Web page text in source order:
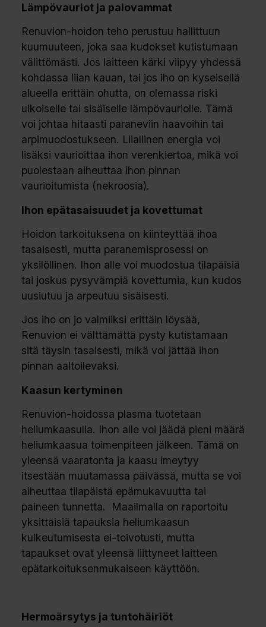
Lämpövauriot ja palovammat
Renuvion-hoidon teho perustuu hallittuun
kuumuuteen, joka saa kudokset kutistumaan
välittömästi. Jos laitteen kärki viipyy yhdessä
kohdassa liian kauan, tai jos iho on kyseisellä
alueella erittäin ohutta, on olemassa riski
ulkoiselle tai sisäiselle lämpövauriolle. Tämä
voi johtaa hitaasti paraneviin haavoihin tai
arpimuodostukseen. Liiallinen energia voi
lisäksi vaurioittaa ihon verenkiertoa, mikä voi
puolestaan aiheuttaa ihon pinnan
vaurioitumista (nekroosia).
Ihon epätasaisuudet ja kovettumat
Hoidon tarkoituksena on kiinteyttää ihoa
tasaisesti, mutta paranemisprosessi on
yksilöllinen. Ihon alle voi muodostua tilapäisiä
tai joskus pysyvämpiä kovettumia, kun kudos
uusiutuu ja arpeutuu sisäisesti.
Jos iho on jo valmiiksi erittäin löysää,
Renuvion ei välttämättä pysty kutistamaan
sitä täysin tasaisesti, mikä voi jättää ihon
pinnan aaltoilevaksi.
Kaasun kertyminen
Renuvion-hoidossa plasma tuotetaan
heliumkaasulla. Ihon alle voi jäädä pieni määrä
heliumkaasua toimenpiteen jälkeen. Tämä on
yleensä vaaratonta ja kaasu imeytyy
itsestään muutamassa päivässä, mutta se voi
aiheuttaa tilapäistä epämukavuutta tai
paineen tunnetta. Maailmalla on raportoitu
yksittäisiä tapauksia heliumkaasun
kulkeutumisesta ei-toivotusti, mutta
tapaukset ovat yleensä liittyneet laitteen
epätarkoituksenmukaiseen käyttöön.
Hermoärsytys ja tuntohäiriöt